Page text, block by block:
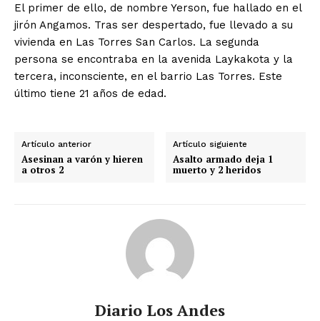
El primer de ello, de nombre Yerson, fue hallado en el
jirón Angamos. Tras ser despertado, fue llevado a su
vivienda en Las Torres San Carlos. La segunda
persona se encontraba en la avenida Laykakota y la
tercera, inconsciente, en el barrio Las Torres. Este
último tiene 21 años de edad.
Artículo anterior
Asesinan a varón y hieren
a otros 2
Artículo siguiente
Asalto armado deja 1
muerto y 2 heridos
Diario Los Andes